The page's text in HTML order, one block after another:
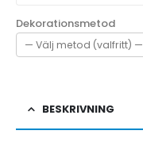
Dekorationsmetod
BESKRIVNING